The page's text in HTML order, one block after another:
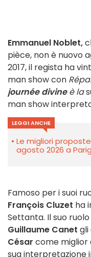
Emmanuel Noblet,
pièce, non è nuovo
2017, il regista ha
man show con
journée divineè la
man show
LEGGI ANCHE
Le migliori
agosto 2026 a
Famoso per i suoi
François Cluzet ha
Settanta. Il suo ruolo
Guillaume Canet gli
César come miglior
sua interpretazione